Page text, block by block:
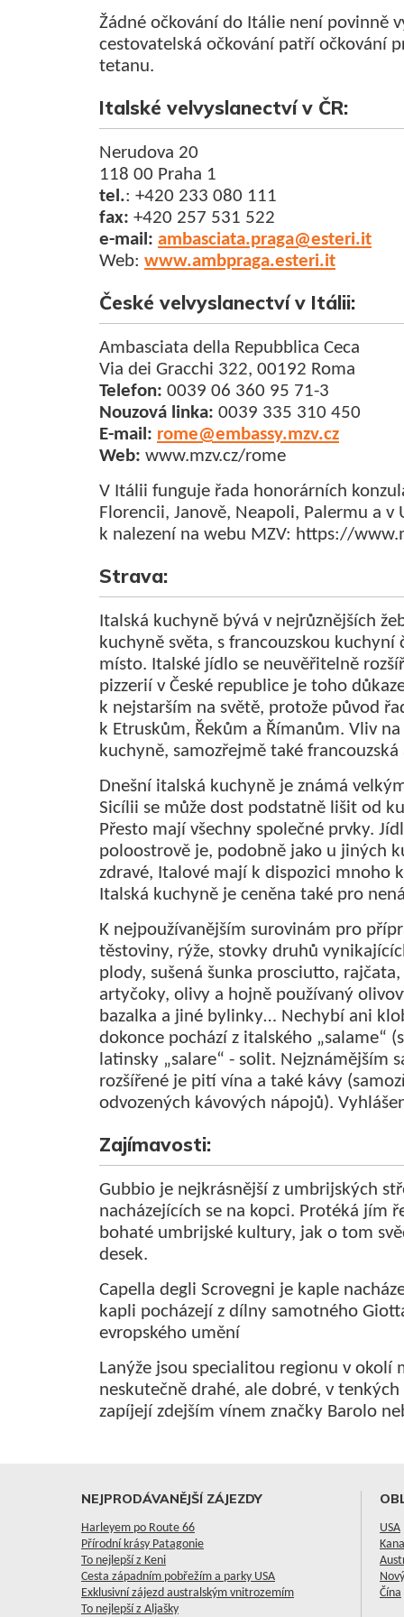
Žádné očkování do Itálie není povinně
cestovatelská očkování patří očkování
tetanu.
Italské velvyslanectví v ČR:
Nerudova 20
118 00 Praha 1
tel.: +420 233 080 111
fax: +420 257 531 522
e-mail: ambasciata.praga@esteri.it
Web: www.ambpraga.esteri.it
České velvyslanectví v Itálii:
Ambasciata della Repubblica Ceca
Via dei Gracchi 322, 00192 Roma
Telefon: 0039 06 360 95 71-3
Nouzová linka: 0039 335 310 450
E-mail: rome@embassy.mzv.cz
Web: www.mzv.cz/rome
V Itálii funguje řada honorárních
Florencii, Janově, Neapoli, Palermu a
k nalezení na webu MZV: https://
Strava:
Italská kuchyně bývá v nejrůznějších
kuchyně světa, s francouzskou
místo. Italské jídlo se neuvěřitelně
pizzerií v České republice je toho
k nejstarším na světě, protože původ
k Etruskům, Řekům a Římanům. Vliv
kuchyně, samozřejmě také francouzská
Dnešní italská kuchyně je známá
Sicílii se může dost podstatně lišit od
Přesto mají všechny společné prvky.
poloostrově je, podobně jako u jiných
zdravé, Italové mají k dispozici mnoho
Italská kuchyně je ceněna také pro
K nejpoužívanějším surovinám pro
těstoviny, rýže, stovky druhů
plody, sušená šunka prosciutto,
artyčoky, olivy a hojně používaný
bazalka a jiné bylinky… Nechybí ani
dokonce pochází z italského „salame“
latinsky „salare“ - solit. Nejznámějším
rozšířené je pití vína a také kávy
odvozených kávových nápojů).
Zajímavosti:
Gubbio je nejkrásnější z umbrijských
nacházejících se na kopci. Protéká jím
bohaté umbrijské kultury, jak o tom
desek.
Capella degli Scrovegni je kaple
kapli pocházejí z dílny samotného
evropského umění
Lanýže jsou specialitou regionu v okolí
neskutečně drahé, ale dobré, v
zapíjejí zdejším vínem značky Barolo
NEJPRODÁVANĚJŠÍ ZÁJEZDY
Harleyem po Route 66
Přírodní krásy Patagonie
To nejlepší z Keni
Cesta západním pobřežím a parky USA
Exklusivní zájezd australským vnitrozemím
To nejlepší z Aljašky
USA
Čína